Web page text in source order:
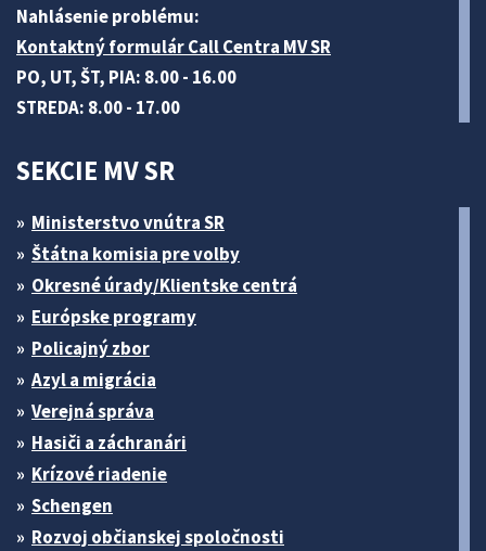
Nahlásenie problému:
Kontaktný formulár Call Centra MV SR
PO, UT, ŠT, PIA: 8.00 - 16.00
STREDA: 8.00 - 17.00
SEKCIE MV SR
Ministerstvo vnútra SR
Štátna komisia pre volby
Okresné úrady/Klientske centrá
Európske programy
Policajný zbor
Azyl a migrácia
Verejná správa
Hasiči a záchranári
Krízové riadenie
Schengen
Rozvoj občianskej spoločnosti